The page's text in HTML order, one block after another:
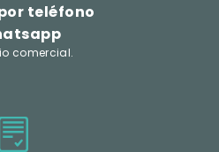
teléfono
comercial.